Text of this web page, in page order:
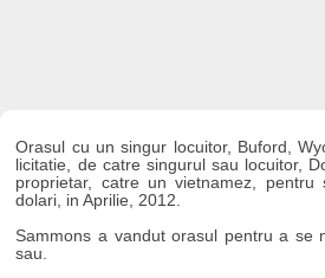
Orasul cu un singur locuitor, Buford,
licitatie, de catre singurul sau locuitor,
proprietar, catre un vietnamez,
dolari, in Aprilie, 2012.
Sammons a vandut orasul pentru a se
sau.